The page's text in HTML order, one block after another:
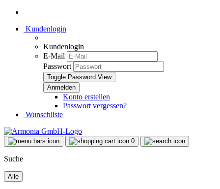
Kundenlogin
Kundenlogin
E-Mail
Passwort
Toggle Password View
Konto erstellen
Passwort vergessen?
Wunschliste
0
Suche
Alle